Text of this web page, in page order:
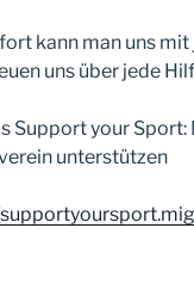
kann man uns
uns über jede
Support your
unterstützen